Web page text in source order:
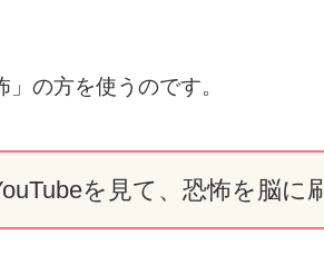
の方を使うのです。
を見て、恐怖を脳に